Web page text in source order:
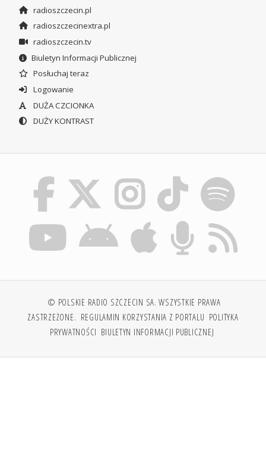
radioszczecin.pl
radioszczecinextra.pl
radioszczecin.tv
Biuletyn Informacji Publicznej
Posłuchaj teraz
Logowanie
DUŻA CZCIONKA
DUŻY KONTRAST
© POLSKIE RADIO SZCZECIN SA. WSZYSTKIE PRAWA
ZASTRZEŻONE. REGULAMIN KORZYSTANIA Z PORTALU POLITYKA
PRYWATNOŚCI BIULETYN INFORMACJI PUBLICZNEJ